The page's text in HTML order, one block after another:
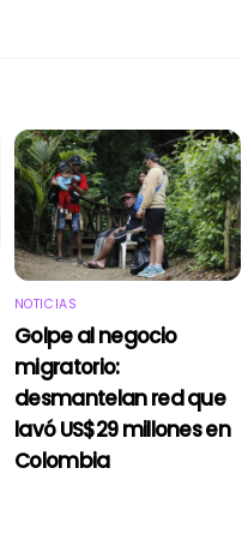
NOTICIAS
Golpe al negocio
migratorio:
desmantelan red que
lavó US$29 millones en
Colombia